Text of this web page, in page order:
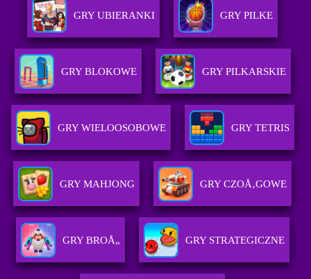
GRY UBIERANKI GRY PILKE
GRY BLOKOWE GRY PILKARSKIE
GRY WIELOOSOBOWE GRY TETRIS
GRY MAHJONG GRY CZOÅ‚GOWE
GRY BROÅ„ GRY STRATEGICZNE